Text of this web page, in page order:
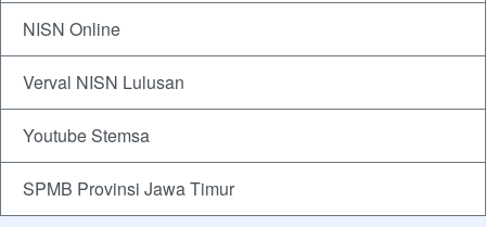
NISN Online
Verval NISN Lulusan
Youtube Stemsa
SPMB Provinsi Jawa Timur